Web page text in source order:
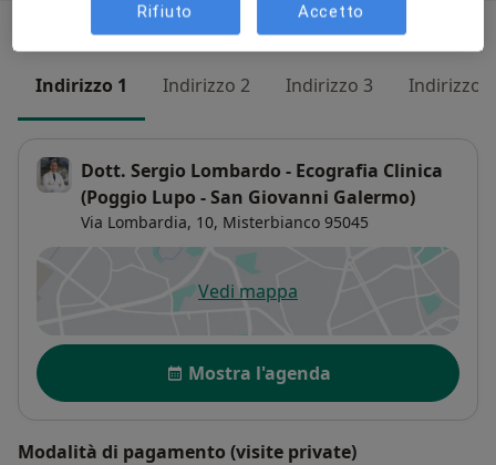
Indirizzi (4)
Indirizzo 1 Indirizzo 2 Indirizzo 3 Indirizzo 4
Dott. Sergio Lombardo - Ecografia Clinica
(Poggio Lupo - San Giovanni Galermo)
Via Lombardia, 10, Misterbianco 95045
Vedi mappasi apre in una nuova scheda
Disponibilità
Mostra l'agenda
Modalità di pagamento (visite private)
Rifiuto Accetto